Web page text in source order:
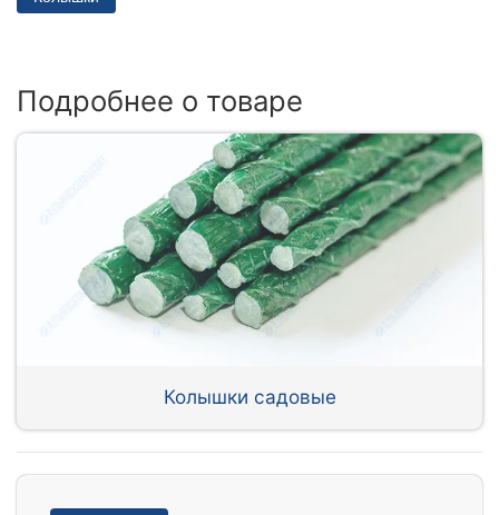
Подробнее о товаре
Колышки садовые